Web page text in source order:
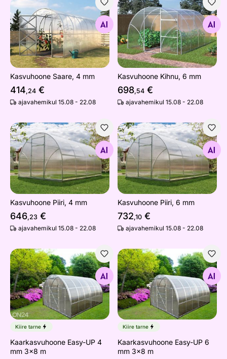
Kasvuhoone Saare, 4 mm
Otsi sarnaseid
Kasvuhoone Saare, 4 mm
414,24 €
ajavahemikul 15.08 - 22.08
Kasvuhoone Kihnu, 6 mm
Otsi sarnaseid
Kasvuhoone Kihnu, 6 mm
698,54 €
ajavahemikul 15.08 - 22.08
Kasvuhoone Piiri, 4 mm
Otsi sarnaseid
Kasvuhoone Piiri, 4 mm
646,23 €
ajavahemikul 15.08 - 22.08
Kasvuhoone Piiri, 6 mm
Otsi sarnaseid
Kasvuhoone Piiri, 6 mm
732,10 €
ajavahemikul 15.08 - 22.08
Kaarkasvuhoone Easy-UP 4 mm 3x8 m
Otsi sarnaseid
Kiire tarne
Kaarkasvuhoone Easy-UP 4
mm 3x8 m
Kaarkasvuhoone Easy-UP
Otsi sarnaseid
Kiire tarne
Kaarkasvuhoone Easy-UP 6
mm 3x8 m